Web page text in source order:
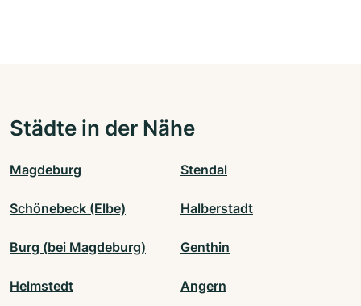
Städte in der Nähe
Magdeburg Stendal
Schönebeck (Elbe) Halberstadt
Burg (bei Magdeburg) Genthin
Helmstedt Angern